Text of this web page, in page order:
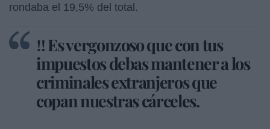
rondaba el 19,5% del total.
‼️ Es vergonzoso que con tus
impuestos debas mantener a los
criminales extranjeros que
copan nuestras cárceles.